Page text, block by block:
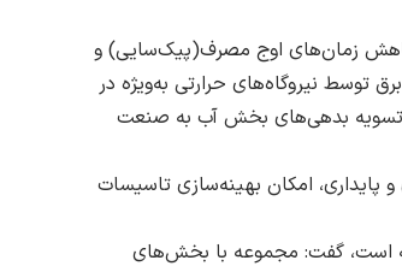
زمان‌های اوج مصرف(پیک‌سایی) و
توسط نیروگاه‌های حرارتی به‌ویژه در
تسویه بدهی‌های بخش آب به صنعت
امکان بهینه‌سازی تاسیسات
است، گفت: مجموعه با بخش‌های